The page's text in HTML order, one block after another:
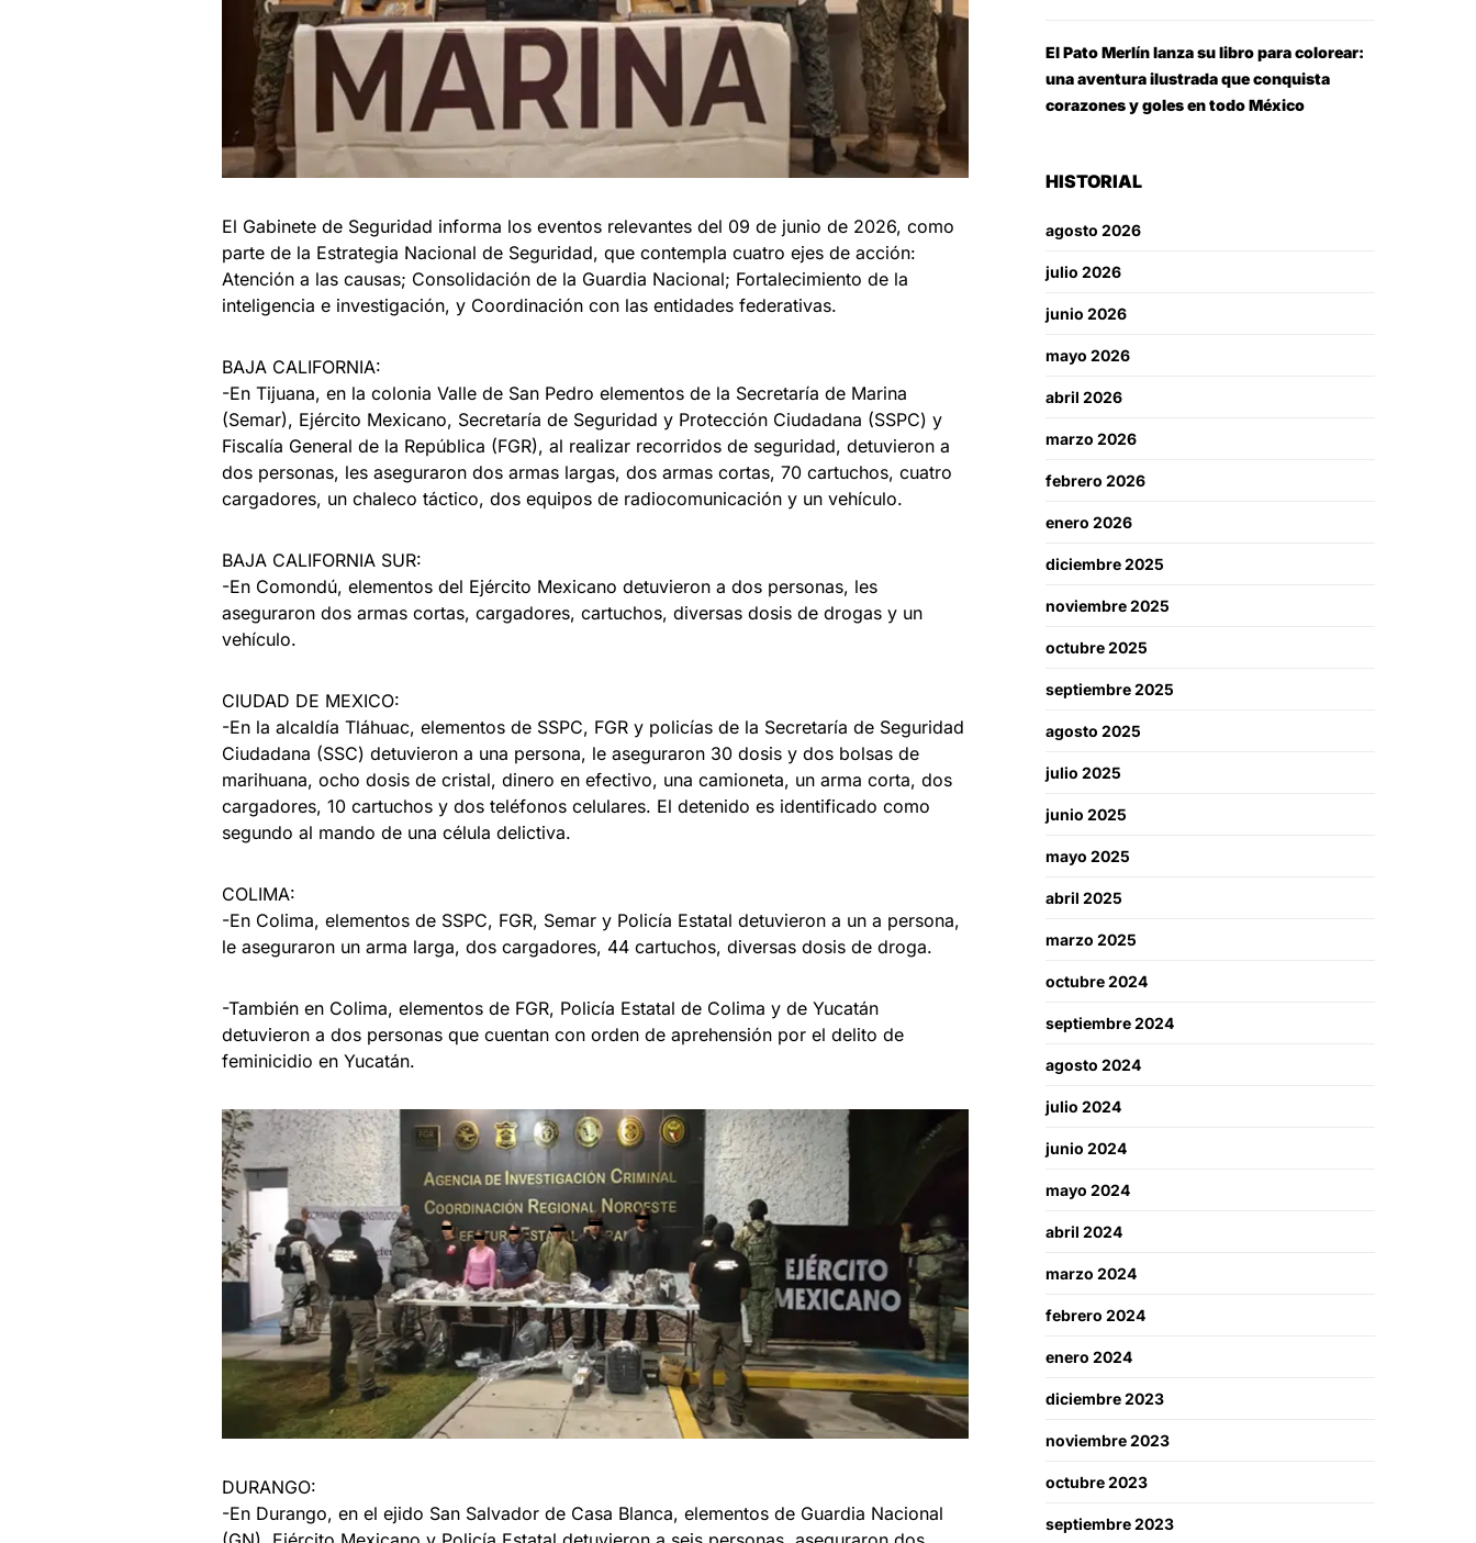
El Gabinete de Seguridad informa los eventos relevantes del 09 de junio de 2026, como
parte de la Estrategia Nacional de Seguridad, que contempla cuatro ejes de acción:
Atención a las causas; Consolidación de la Guardia Nacional; Fortalecimiento de la
inteligencia e investigación, y Coordinación con las entidades federativas.
BAJA CALIFORNIA:
-En Tijuana, en la colonia Valle de San Pedro elementos de la Secretaría de Marina
(Semar), Ejército Mexicano, Secretaría de Seguridad y Protección Ciudadana (SSPC) y
Fiscalía General de la República (FGR), al realizar recorridos de seguridad, detuvieron a
dos personas, les aseguraron dos armas largas, dos armas cortas, 70 cartuchos, cuatro
cargadores, un chaleco táctico, dos equipos de radiocomunicación y un vehículo.
BAJA CALIFORNIA SUR:
-En Comondú, elementos del Ejército Mexicano detuvieron a dos personas, les
aseguraron dos armas cortas, cargadores, cartuchos, diversas dosis de drogas y un
vehículo.
CIUDAD DE MEXICO:
-En la alcaldía Tláhuac, elementos de SSPC, FGR y policías de la Secretaría de Seguridad
Ciudadana (SSC) detuvieron a una persona, le aseguraron 30 dosis y dos bolsas de
marihuana, ocho dosis de cristal, dinero en efectivo, una camioneta, un arma corta, dos
cargadores, 10 cartuchos y dos teléfonos celulares. El detenido es identificado como
segundo al mando de una célula delictiva.
COLIMA:
-En Colima, elementos de SSPC, FGR, Semar y Policía Estatal detuvieron a un a persona,
le aseguraron un arma larga, dos cargadores, 44 cartuchos, diversas dosis de droga.
-También en Colima, elementos de FGR, Policía Estatal de Colima y de Yucatán
detuvieron a dos personas que cuentan con orden de aprehensión por el delito de
feminicidio en Yucatán.
DURANGO:
-En Durango, en el ejido San Salvador de Casa Blanca, elementos de Guardia Nacional
El Pato Merlín lanza su libro para colorear:
una aventura ilustrada que conquista
corazones y goles en todo México
HISTORIAL
agosto 2026
julio 2026
junio 2026
mayo 2026
abril 2026
marzo 2026
febrero 2026
enero 2026
diciembre 2025
noviembre 2025
octubre 2025
septiembre 2025
agosto 2025
julio 2025
junio 2025
mayo 2025
abril 2025
marzo 2025
octubre 2024
septiembre 2024
agosto 2024
julio 2024
junio 2024
mayo 2024
abril 2024
marzo 2024
febrero 2024
enero 2024
diciembre 2023
noviembre 2023
octubre 2023
septiembre 2023